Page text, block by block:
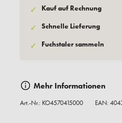
✓ Kauf auf Rechnung
✓ Schnelle Lieferung
✓ Fuchstaler sammeln
Mehr Informationen
Art.-Nr.: KO4570415000 EAN: